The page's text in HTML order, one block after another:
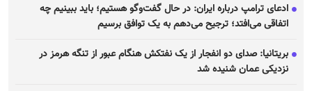
ادعای ترامپ درباره ایران: در حال گفت‌و‌گو هستیم؛ باید ببینیم چه
اتفاقی می‌افتد؛ ترجیح می‌دهم به یک توافق برسیم
بریتانیا: صدای دو انفجار از یک نفتکش هنگام عبور از تنگه هرمز در
نزدیکی عمان شنیده شد